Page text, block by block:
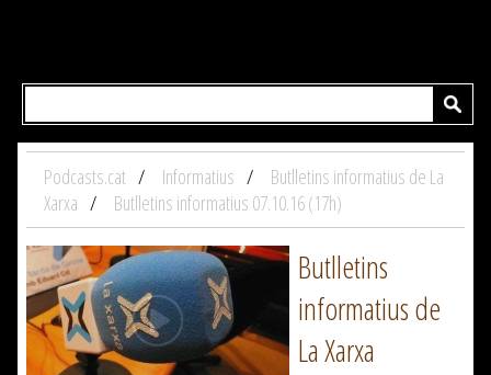
Podcasts.cat Informatius
Butlletins informatius de La
Xarxa
Butlletins informatius 07.10.16 (17h)
Butlletins
informatius de
La Xarxa